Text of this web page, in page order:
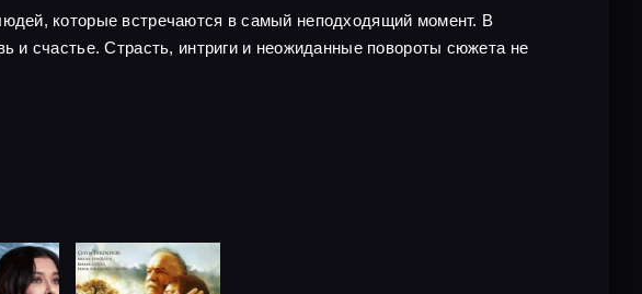
которые встречаются в самый неподходящий момент. В
и счастье. Страсть, интриги и неожиданные повороты сюжета не